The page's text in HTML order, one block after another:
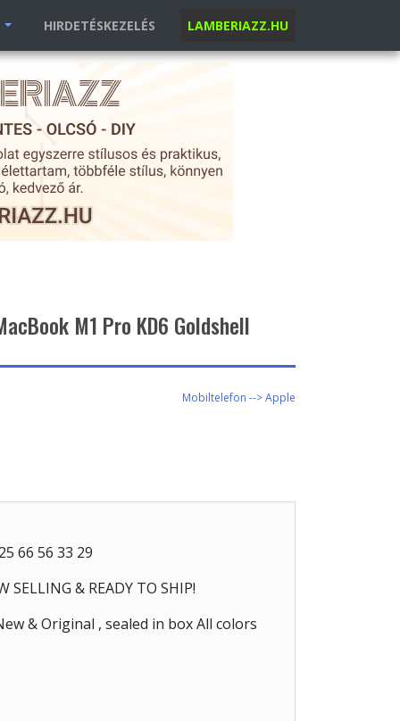
HIRDETÉSKEZELÉS LAMBERIAZZ.HU
M1 Pro KD6 Goldshell
Mobiltelefon --> Apple
66 56 33 29
& READY TO SHIP!
& Original , sealed in box All colors